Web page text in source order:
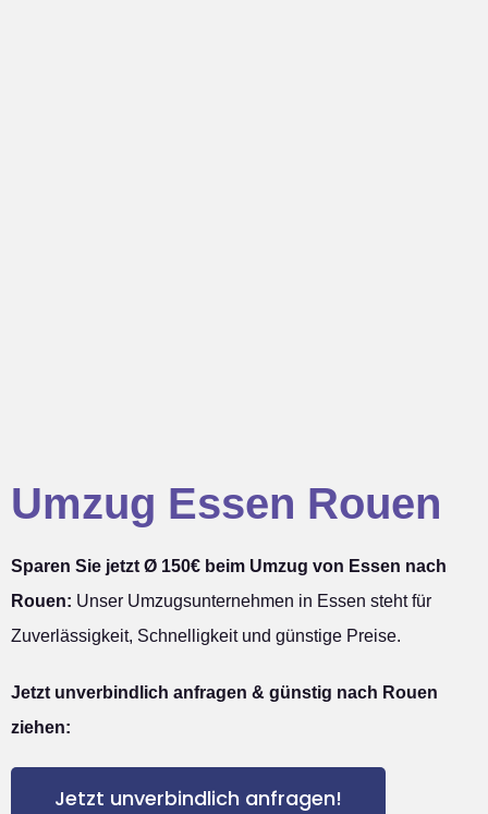
Umzug Essen Rouen
Sparen Sie jetzt Ø 150€ beim Umzug von Essen nach
Rouen: Unser Umzugsunternehmen in Essen steht für
Zuverlässigkeit, Schnelligkeit und günstige Preise.
Jetzt unverbindlich anfragen & günstig nach Rouen
ziehen:
Jetzt unverbindlich anfragen!